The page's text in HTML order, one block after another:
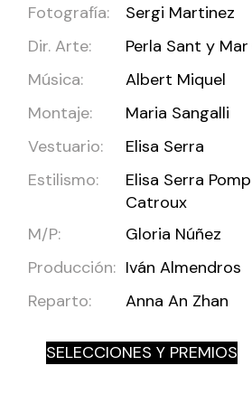
Fotografía:
Sergi Martinez
Dir. Arte:
Perla Sant y
Música:
Albert Miquel
Montaje:
Maria Sangalli
Vestuario:
Elisa Serra
Estilismo:
Elisa Serra
Catroux
M/P:
Gloria Núñez
Producción: Iván Almendros
Reparto:
Anna An Zhan
SELECCIONES Y PREMIOS